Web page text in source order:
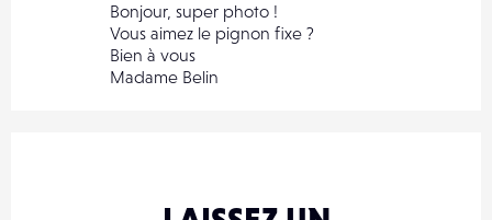
Bonjour, super photo !
Vous aimez le pignon fixe ?
Bien à vous
Madame Belin